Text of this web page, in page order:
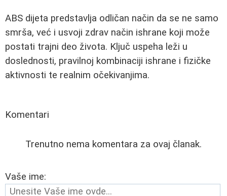
ABS dijeta predstavlja odličan način da se ne samo
smrša, već i usvoji zdrav način ishrane koji može
postati trajni deo života. Ključ uspeha leži u
doslednosti, pravilnoj kombinaciji ishrane i fizičke
aktivnosti te realnim očekivanjima.
Komentari
Trenutno nema komentara za ovaj članak.
Vaše ime: